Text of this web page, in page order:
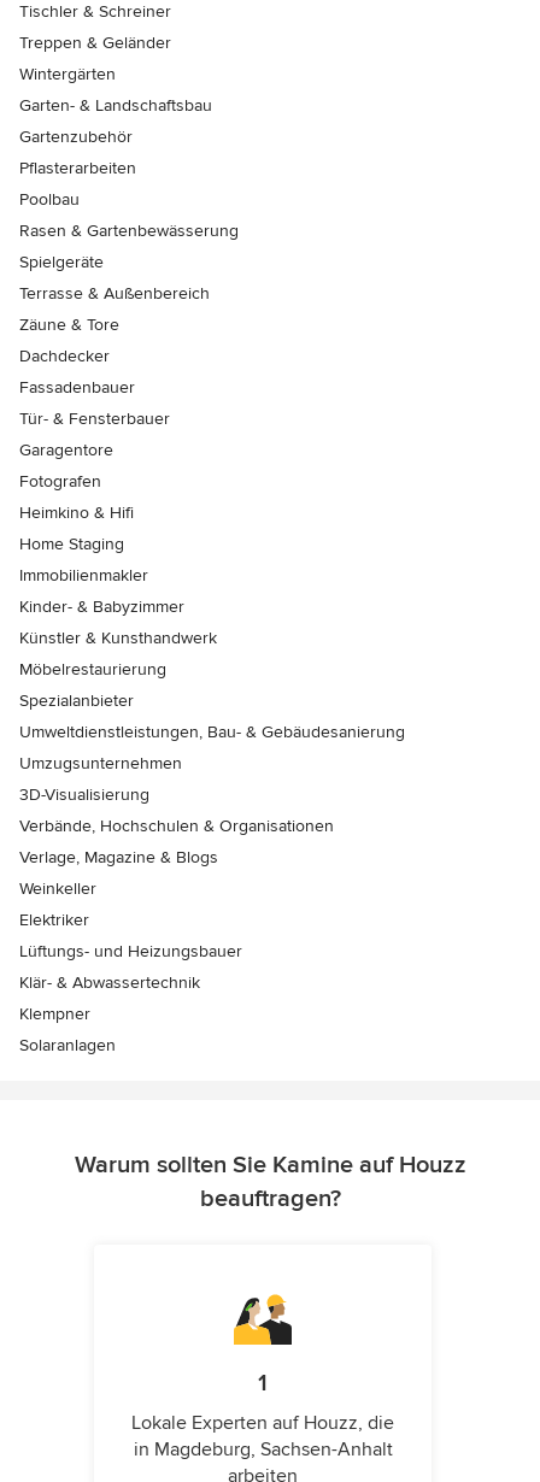
Tischler & Schreiner
Treppen & Geländer
Wintergärten
Garten- & Landschaftsbau
Gartenzubehör
Pflasterarbeiten
Poolbau
Rasen & Gartenbewässerung
Spielgeräte
Terrasse & Außenbereich
Zäune & Tore
Dachdecker
Fassadenbauer
Tür- & Fensterbauer
Garagentore
Fotografen
Heimkino & Hifi
Home Staging
Immobilienmakler
Kinder- & Babyzimmer
Künstler & Kunsthandwerk
Möbelrestaurierung
Spezialanbieter
Umweltdienstleistungen, Bau- & Gebäudesanierung
Umzugsunternehmen
3D-Visualisierung
Verbände, Hochschulen & Organisationen
Verlage, Magazine & Blogs
Weinkeller
Elektriker
Lüftungs- und Heizungsbauer
Klär- & Abwassertechnik
Klempner
Solaranlagen
Warum sollten Sie Kamine auf Houzz
beauftragen?
1
Lokale Experten auf Houzz, die
in Magdeburg, Sachsen-Anhalt
arbeiten